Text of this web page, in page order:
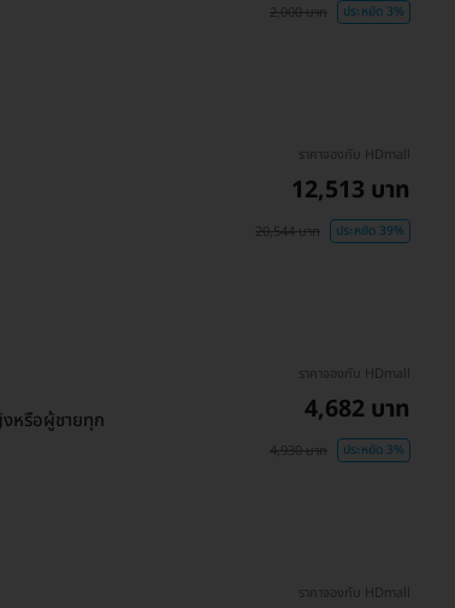
2,000 บาท ประหยัด 3%
ราคาจองกับ HDmall
12,513 บาท
20,544 บาท ประหยัด 39%
หรือผู้ชายทุก
ราคาจองกับ HDmall
4,682 บาท
4,930 บาท ประหยัด 3%
ราคาจองกับ HDmall